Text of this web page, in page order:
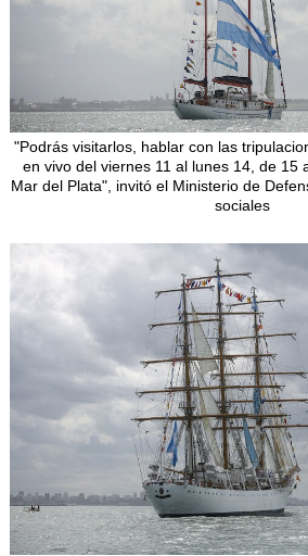
"Podrás visitarlos, hablar con las
en vivo del viernes 11 al lunes 14, de 15
Mar del Plata", invitó el Ministerio de
sociales